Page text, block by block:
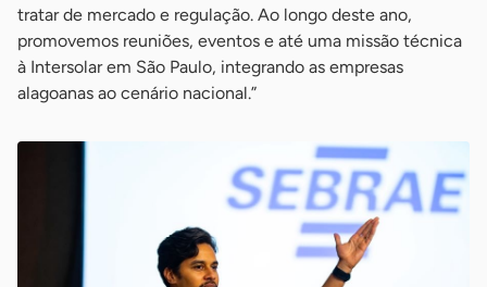
tratar de mercado e regulação. Ao longo deste ano,
promovemos reuniões, eventos e até uma missão técnica
à Intersolar em São Paulo, integrando as empresas
alagoanas ao cenário nacional.”